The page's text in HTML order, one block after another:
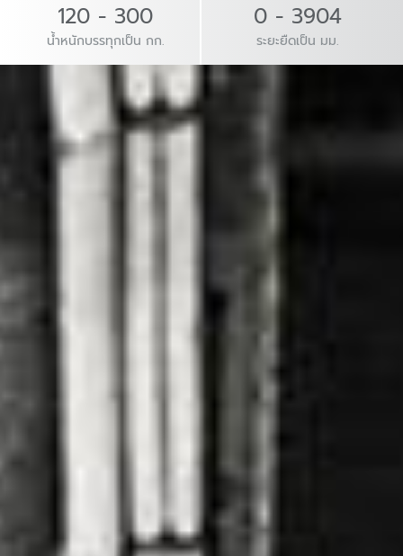
120 - 300
น้ำหนักบรรทุกเป็น กก.
0 - 3904
ระยะยืดเป็น มม.